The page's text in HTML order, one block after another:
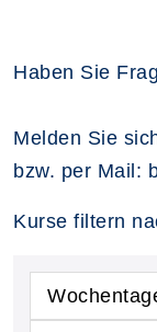
Haben Sie
Melden Sie
bzw. per Mail:
Kurse filtern